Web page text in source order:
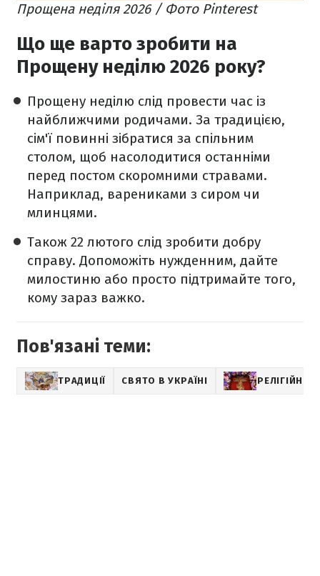
Прощена неділя 2026 / Фото Pinterest
Що ще варто зробити на
Прощену неділю 2026 року?
Прощену неділю слід провести час із
найближчими родичами. За традицією,
сім'ї повинні зібратися за спільним
столом, щоб насолодитися останніми
перед постом скоромними стравами.
Наприклад, варениками з сиром чи
млинцями.
Також 22 лютого слід зробити добру
справу. Допоможіть нужденним, дайте
милостиню або просто підтримайте того,
кому зараз важко.
Пов'язані теми:
ТРАДИЦІЇ СВЯТО В УКРАЇНІ РЕЛІГІЙНІ